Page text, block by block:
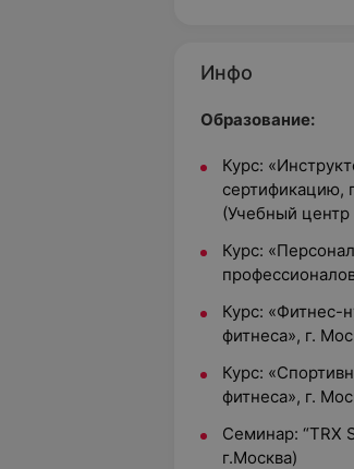
Инфо
Образование:
Курс:
сертификацию,
(Учебный центр
Курс:
Курс: «Фитнес-
фитнеса», г.
Курс:
фитнеса», г.
Семинар: “TRX
г.Москва)